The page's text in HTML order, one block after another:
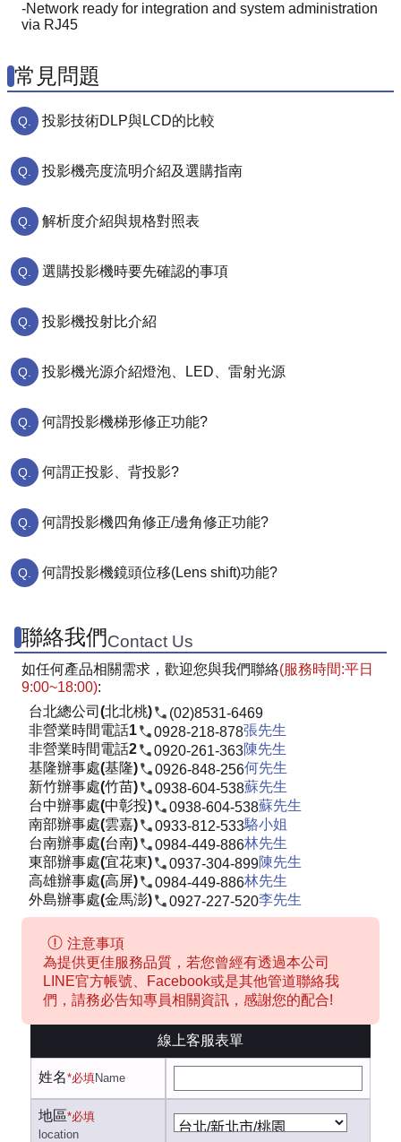
-Network ready for integration and system administration
via RJ45
常見問題
投影技術DLP與LCD的比較
投影機亮度流明介紹及選購指南
解析度介紹與規格對照表
選購投影機時要先確認的事項
投影機投射比介紹
投影機光源介紹燈泡、LED、雷射光源
何謂投影機梯形修正功能?
何謂正投影、背投影?
何謂投影機四角修正/邊角修正功能?
何謂投影機鏡頭位移(Lens shift)功能?
聯絡我們Contact Us
如任何產品相關需求，歡迎您與我們聯絡(服務時間:平日
9:00~18:00):
台北總公司(北北桃)
(02)8531-6469
非營業時間電話1
0928-218-878張先生
非營業時間電話2
0920-261-363陳先生
基隆辦事處(基隆)
0926-848-256何先生
新竹辦事處(竹苗)
0938-604-538蘇先生
台中辦事處(中彰投)
0938-604-538蘇先生
南部辦事處(雲嘉)
0933-812-533駱小姐
台南辦事處(台南)
0984-449-886林先生
東部辦事處(宜花東)
0937-304-899陳先生
高雄辦事處(高屏)
0984-449-886林先生
外島辦事處(金馬澎)
0927-227-520李先生
注意事項
為提供更佳服務品質，若您曾經有透過本公司
LINE官方帳號、Facebook或是其他管道聯絡我
們，請務必告知專員相關資訊，感謝您的配合!
線上客服表單
姓名*必填Name
地區*必填
location